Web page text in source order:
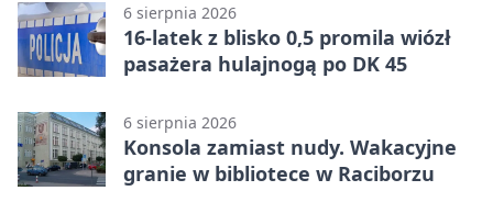
6 sierpnia 2026
16-latek z blisko 0,5 promila wiózł
pasażera hulajnogą po DK 45
6 sierpnia 2026
Konsola zamiast nudy. Wakacyjne
granie w bibliotece w Raciborzu